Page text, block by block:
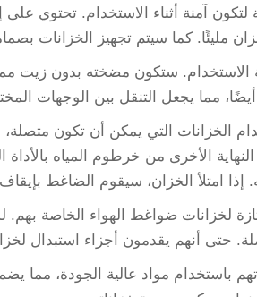
لتكون آمنة أثناء الاستخدام. تحتوي
مليئًا. كما سيتم تجهيز الخزانات
الاستخدام. ستكون مضخته بدون زيت
مما يجعل التنقل بين الوجهات
الخزانات التي يمكن أن تكون
الأخرى من خرطوم المياه
امتلأ الخزان، سيقوم الضاغط بإيقاف
لخزانات ضواغط الهواء الخاصة
حتى أنهم يقدمون أجزاء استبدال
باستخدام مواد عالية الجودة، مما